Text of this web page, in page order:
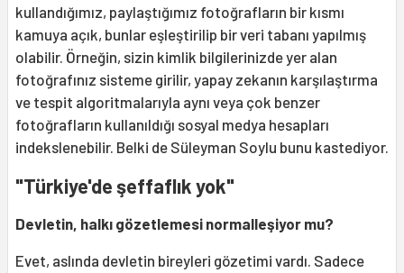
kullandığımız, paylaştığımız fotoğrafların bir kısmı
kamuya açık, bunlar eşleştirilip bir veri tabanı yapılmış
olabilir. Örneğin, sizin kimlik bilgilerinizde yer alan
fotoğrafınız sisteme girilir, yapay zekanın karşılaştırma
ve tespit algoritmalarıyla aynı veya çok benzer
fotoğrafların kullanıldığı sosyal medya hesapları
indekslenebilir. Belki de Süleyman Soylu bunu kastediyor.
"Türkiye'de şeffaflık yok"
Devletin, halkı gözetlemesi normalleşiyor mu?
Evet, aslında devletin bireyleri gözetimi vardı. Sadece